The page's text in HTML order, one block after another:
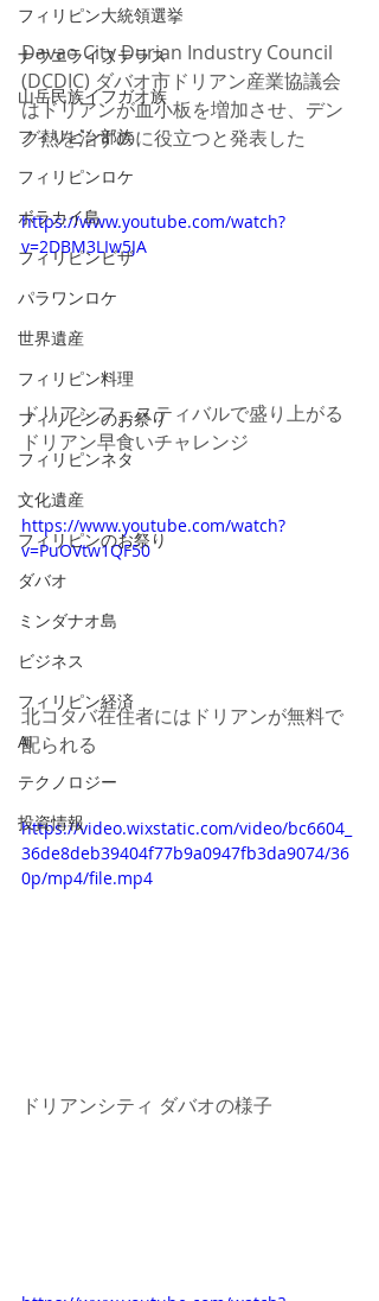
フィリピン大統領選挙
ナウエライステラス
山岳民族イフガオ族
フィリピン部族
フィリピンロケ
ボラカイ島
フィリピンビザ
パラワンロケ
世界遺産
フィリピン料理
フィリピンのお祭り
フィリピンネタ
文化遺産
フィリピンのお祭り
ダバオ
ミンダナオ島
ビジネス
フィリピン経済
AI
テクノロジー
投資情報
Davao City Durian Industry Council
(DCDIC) ダバオ市ドリアン産業協議会
はドリアンが血小板を増加させ、デン
グ熱を治すのに役立つと発表した
https://www.youtube.com/watch?
v=2DBM3LIw5JA
ドリアンフェスティバルで盛り上がる
ドリアン早食いチャレンジ
https://www.youtube.com/watch?
v=PuOVtw1QF50
北コタバ在住者にはドリアンが無料で
配られる
https://video.wixstatic.com/video/bc6604_
36de8deb39404f77b9a0947fb3da9074/36
0p/mp4/file.mp4
ドリアンシティ ダバオの様子